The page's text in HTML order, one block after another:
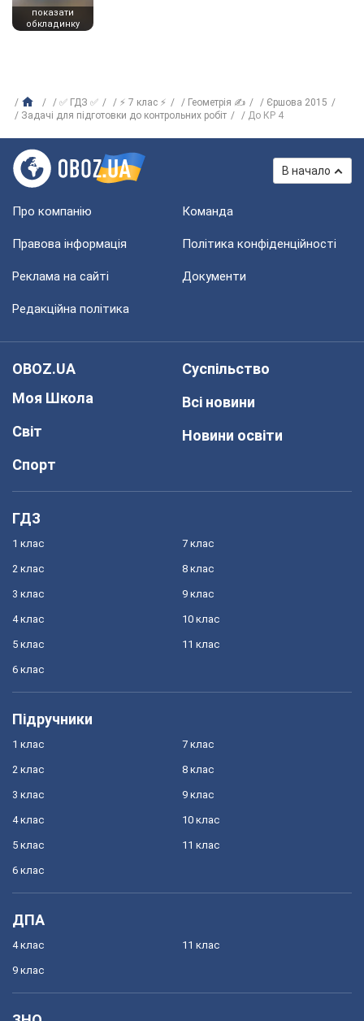
показати
обкладинку
✅ ГДЗ ✅ ⚡ 7 клас ⚡ Геометрія ✍
Єршова 2015
Задачі для підготовки до контрольних робіт
До КР 4
В начало
Про компанію Команда
Правова інформація Політика конфіденційності
Реклама на сайті Документи
Редакційна політика
OBOZ.UA
Моя Школа
Світ
Спорт
Суспільство
Всі новини
Новини освіти
ГДЗ
1 клас
2 клас
3 клас
4 клас
5 клас
6 клас
7 клас
8 клас
9 клас
10 клас
11 клас
Підручники
1 клас
2 клас
3 клас
4 клас
5 клас
6 клас
7 клас
8 клас
9 клас
10 клас
11 клас
ДПА
4 клас
9 клас
11 клас